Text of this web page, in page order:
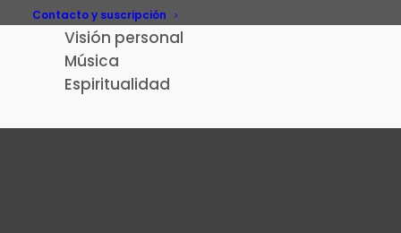
Contacto y suscripción
El Retiro – RetiroExperience
Visión personal
Música
Espiritualidad